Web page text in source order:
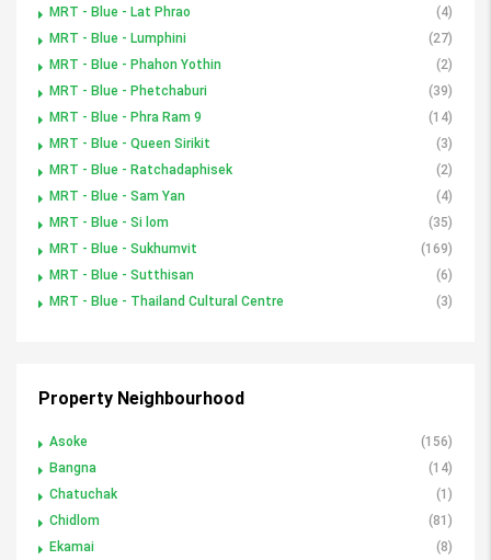
MRT - Blue - Lat Phrao
(4)
MRT - Blue - Lumphini
(27)
MRT - Blue - Phahon Yothin
(2)
MRT - Blue - Phetchaburi
(39)
MRT - Blue - Phra Ram 9
(14)
MRT - Blue - Queen Sirikit
(3)
MRT - Blue - Ratchadaphisek
(2)
MRT - Blue - Sam Yan
(4)
MRT - Blue - Si lom
(35)
MRT - Blue - Sukhumvit
(169)
MRT - Blue - Sutthisan
(6)
MRT - Blue - Thailand Cultural Centre
(3)
Property Neighbourhood
Asoke
(156)
Bangna
(14)
Chatuchak
(1)
Chidlom
(81)
Ekamai
(8)